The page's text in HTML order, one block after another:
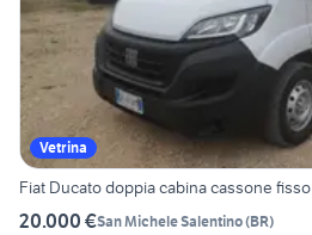
Vetrina
Fiat Ducato doppia cabina cassone fisso
20.000 €San Michele Salentino(BR)